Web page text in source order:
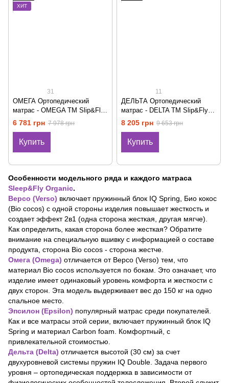
ХИТ
31
ОМЕГА Ортопедический
матрас - OMEGA ТМ Slip&Fly
Organic
6 781 грн 7 978 грн
Купить
11
ДЕЛЬТА Ортопедический
матрас - DELTA ТМ Slip&Fly
Organic
8 205 грн 9 653 грн
Купить
Особенности модельного ряда и каждого матраса
Sleep&Fly Organic.
Версо (Verso) включает пружинный блок IQ Spring, Био кокос
(Bio cocos) с одной стороны изделия повышает жесткость и
создает эффект 2в1 (одна сторона жесткая, другая мягче).
Как определить, какая сторона более жесткая? Обратите
внимание на специальную вшивку с информацией о составе
продукта, сторона Bio cocos - сторона жестче.
Омега (Omega) отличается от Версо (Verso) тем, что
материал Bio cocos используется по бокам. Это означает, что
изделие имеет одинаковый уровень комфорта и жесткости с
двух сторон. Эта модель выдерживает вес до 150 кг на одно
спальное место.
Эпсилон (Epsilon) популярный матрас среди покупателей.
Как и все матрасы этой серии, включает пружинный блок IQ
Spring и материал Carbon foam. Комфортный, с
привлекательной стоимостью.
Дельта (Delta) отличается высотой (30 см) за счет
двухуровневой системы пружин IQ Double. Задача первого
уровня – ортопедическая поддержка в зависимости от